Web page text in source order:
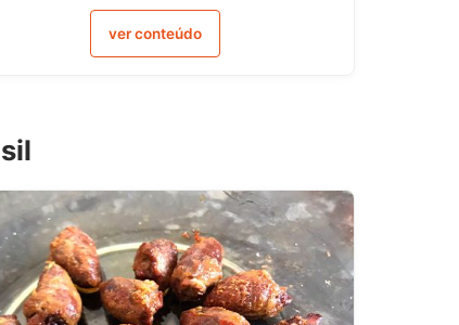
ver conteúdo